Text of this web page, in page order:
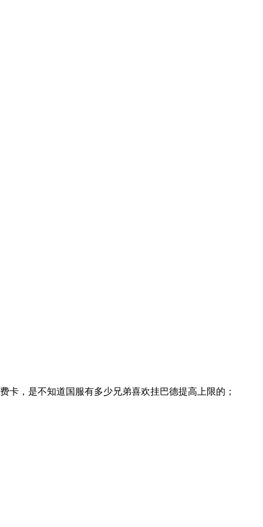
，是不知道国服有多少兄弟喜欢挂巴德提高上限的；